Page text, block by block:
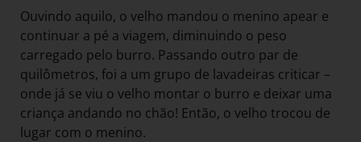
Ouvindo aquilo, o velho mandou o menino apear e
continuar a pé a viagem, diminuindo o peso
carregado pelo burro. Passando outro par de
quilômetros, foi a um grupo de lavadeiras criticar –
onde já se viu o velho montar o burro e deixar uma
criança andando no chão! Então, o velho trocou de
lugar com o menino.